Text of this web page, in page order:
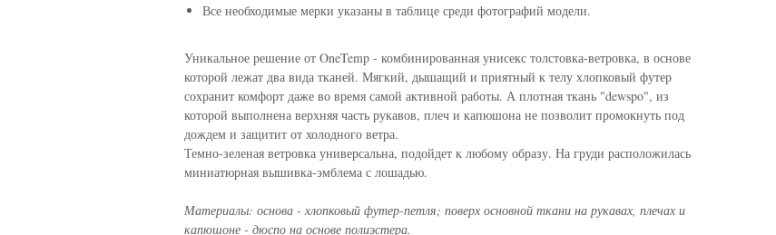
Все необходимые мерки указаны в таблице среди фотографий модели.
Уникальное решение от OneTemp - комбинированная унисекс толстовка-ветровка, в основе
которой лежат два вида тканей. Мягкий, дышащий и приятный к телу хлопковый футер
сохранит комфорт даже во время самой активной работы. А плотная ткань "dewspo", из
которой выполнена верхняя часть рукавов, плеч и капюшона не позволит промокнуть под
дождем и защитит от холодного ветра.
Темно-зеленая ветровка универсальна, подойдет к любому образу. На груди расположилась
миниатюрная вышивка-эмблема с лошадью.
Материалы: основа - хлопковый футер-петля; поверх основной ткани на рукавах, плечах и
капюшоне - дюспо на основе полиэстера.